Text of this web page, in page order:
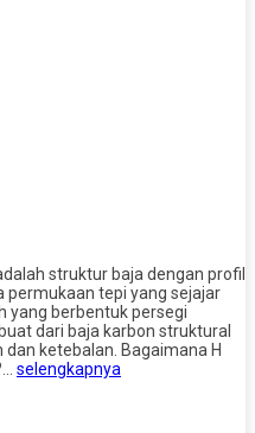
struktur baja dengan profil
permukaan tepi yang sejajar
yang berbentuk persegi
dari baja karbon struktural
ketebalan. Bagaimana H
selengkapnya